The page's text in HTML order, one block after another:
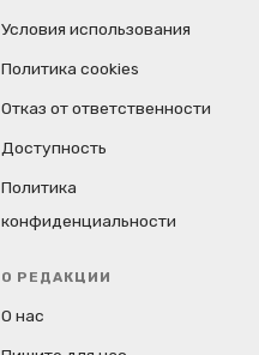
Условия использования
Политика cookies
Отказ от ответственности
Доступность
Политика
конфиденциальности
О РЕДАКЦИИ
О нас